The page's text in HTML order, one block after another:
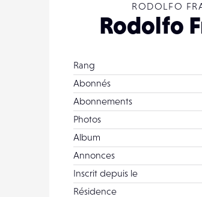
RODOLFO
Rodolfo
Rang
Abonnés
Abonnements
Photos
Album
Annonces
Inscrit depuis le
Résidence